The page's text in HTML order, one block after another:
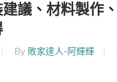
議、材料製作
By 敗家達人-阿輝輝